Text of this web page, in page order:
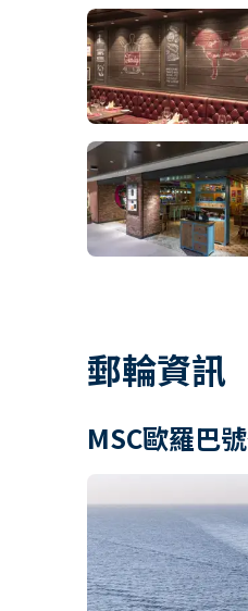
郵輪資訊
MSC歐羅巴號